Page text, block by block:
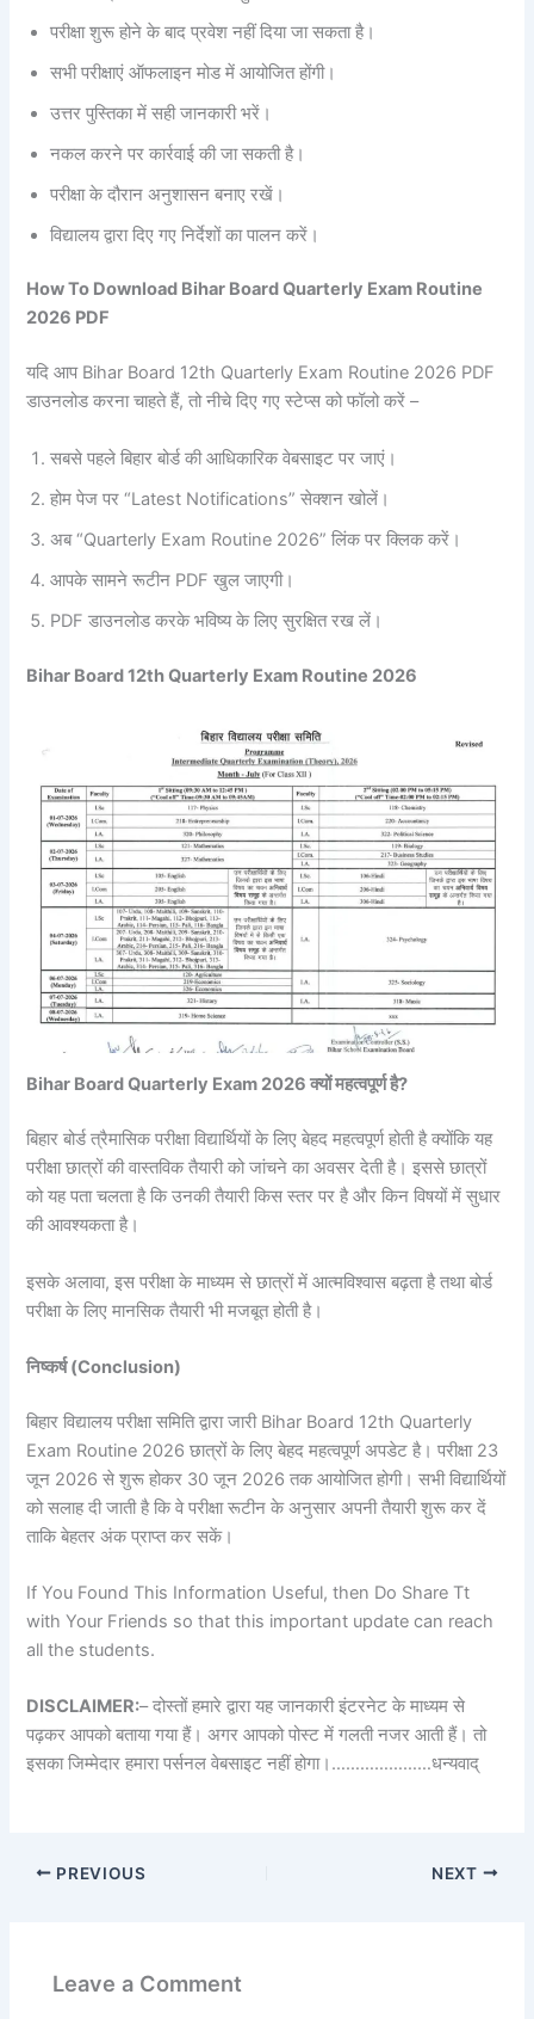
परीक्षा शुरू होने के बाद प्रवेश नहीं दिया जा सकता है।
सभी परीक्षाएं ऑफलाइन मोड में आयोजित होंगी।
उत्तर पुस्तिका में सही जानकारी भरें।
नकल करने पर कार्रवाई की जा सकती है।
परीक्षा के दौरान अनुशासन बनाए रखें।
विद्यालय द्वारा दिए गए निर्देशों का पालन करें।
How To Download Bihar Board Quarterly Exam Routine
2026 PDF
यदि आप Bihar Board 12th Quarterly Exam Routine 2026 PDF
डाउनलोड करना चाहते हैं, तो नीचे दिए गए स्टेप्स को फॉलो करें –
सबसे पहले बिहार बोर्ड की आधिकारिक वेबसाइट पर जाएं।
होम पेज पर “Latest Notifications” सेक्शन खोलें।
अब “Quarterly Exam Routine 2026” लिंक पर क्लिक करें।
आपके सामने रूटीन PDF खुल जाएगी।
PDF डाउनलोड करके भविष्य के लिए सुरक्षित रख लें।
Bihar Board 12th Quarterly Exam Routine 2026
Bihar Board Quarterly Exam 2026 क्यों महत्वपूर्ण है?
बिहार बोर्ड त्रैमासिक परीक्षा विद्यार्थियों के लिए बेहद महत्वपूर्ण होती है क्योंकि यह
परीक्षा छात्रों की वास्तविक तैयारी को जांचने का अवसर देती है। इससे छात्रों
को यह पता चलता है कि उनकी तैयारी किस स्तर पर है और किन विषयों में सुधार
की आवश्यकता है।
इसके अलावा, इस परीक्षा के माध्यम से छात्रों में आत्मविश्वास बढ़ता है तथा बोर्ड
परीक्षा के लिए मानसिक तैयारी भी मजबूत होती है।
निष्कर्ष (Conclusion)
बिहार विद्यालय परीक्षा समिति द्वारा जारी Bihar Board 12th Quarterly
Exam Routine 2026 छात्रों के लिए बेहद महत्वपूर्ण अपडेट है। परीक्षा 23
जून 2026 से शुरू होकर 30 जून 2026 तक आयोजित होगी। सभी विद्यार्थियों
को सलाह दी जाती है कि वे परीक्षा रूटीन के अनुसार अपनी तैयारी शुरू कर दें
ताकि बेहतर अंक प्राप्त कर सकें।
If You Found This Information Useful, then Do Share Tt
with Your Friends so that this important update can reach
all the students.
DISCLAIMER:– दोस्तों हमारे द्वारा यह जानकारी इंटरनेट के माध्यम से
पढ़कर आपको बताया गया हैं। अगर आपको पोस्ट में गलती नजर आती हैं। तो
इसका जिम्मेदार हमारा पर्सनल वेबसाइट नहीं होगा।…………………धन्यवाद्
PREVIOUS NEXT
Leave a Comment